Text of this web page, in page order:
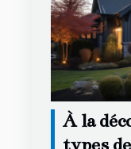
À la
types